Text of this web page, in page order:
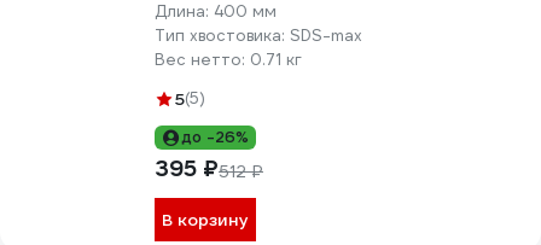
Длина: 400 мм
Тип хвостовика: SDS-max
Вес нетто: 0.71 кг
5(5)
до -26%
395 ₽512 ₽
В корзину